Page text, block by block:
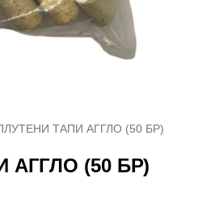
ТАПИ АГГЛО (50 БР)
АГГЛО (50 БР)